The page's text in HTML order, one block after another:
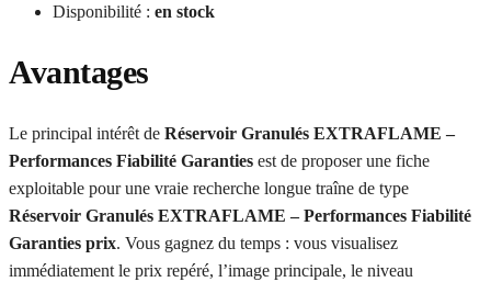
Disponibilité : en stock
Avantages
Le principal intérêt de Réservoir Granulés EXTRAFLAME –
Performances Fiabilité Garanties est de proposer une fiche
exploitable pour une vraie recherche longue traîne de type
Réservoir Granulés EXTRAFLAME – Performances Fiabilité
Garanties prix. Vous gagnez du temps : vous visualisez
immédiatement le prix repéré, l’image principale, le niveau